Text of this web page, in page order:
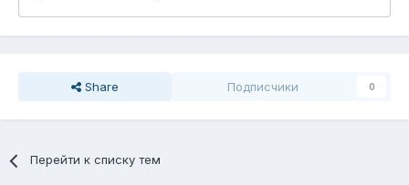
Share Подписчики 0
Перейти к списку тем